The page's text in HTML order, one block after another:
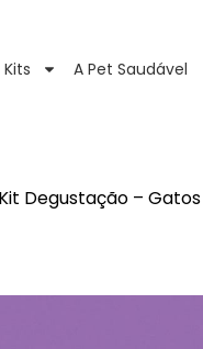
Kits A Pet Saudável
Degustação – Gatos